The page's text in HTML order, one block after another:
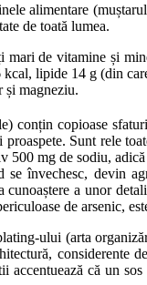
alimentare
de toată lumea.
mari de vitamine și
lipide 14 g (din
și magneziu.
conțin copioase
Sunt rele
mg de sodiu,
învechesc, devin
a unor
de arsenic,
ului (arta
considerente
că un